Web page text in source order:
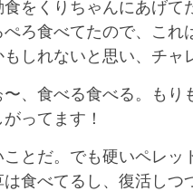
食をくりちゃんにあげて
ぺろ食べてたので、これ
もしれないと思い、チャ
〜、食べる食べる。も
ってます！
ことだ。でも硬いペレッ
は食べてるし、復活しつ